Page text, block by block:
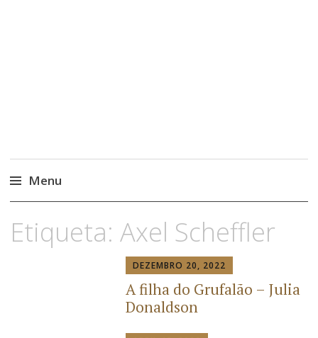
Menu
Etiqueta: Axel Scheffler
DEZEMBRO 20, 2022
A filha do Grufalão – Julia
Donaldson